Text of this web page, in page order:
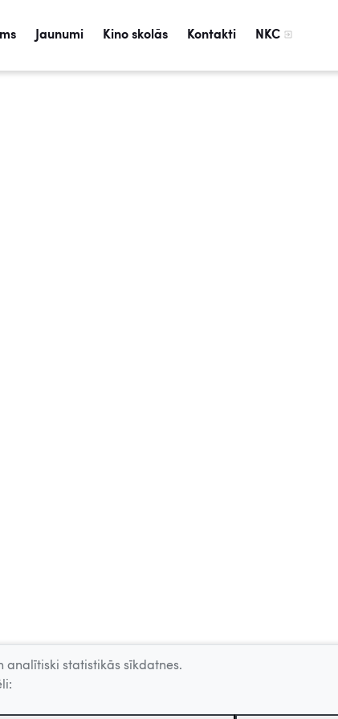
Jaunumi Kino skolās Kontakti NKC
analītiski statistikās sīkdatnes.